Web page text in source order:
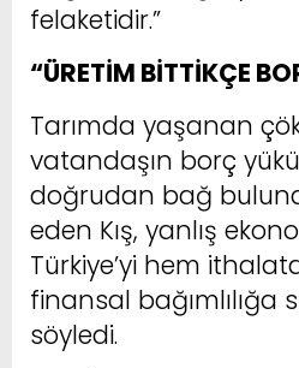
felaketidir.”
“ÜRETİM BİTTİKÇE
Tarımda yaşanan
vatandaşın borç
doğrudan bağ
eden Kış, yanlış
Türkiye’yi hem
finansal bağımlılığa
söyledi.